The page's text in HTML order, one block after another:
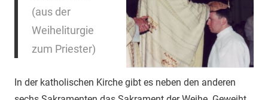
(aus der
Weiheliturgie
zum Priester)
In der katholischen Kirche gibt es neben den anderen